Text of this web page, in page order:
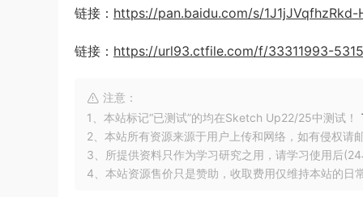
链接： https://pan.baidu.com/s/
链接： https://url93.ctfile.com/f/33311993-
注意：
1、本站标记“已测试”的均在Sketch Up22/25中测试！
2、本站所有资源来源于用户上传和网络，如有侵权请
3、所提供资料只作为学习研究之用，请学习使用后
4、本站资源售价只是赞助，收取费用仅维持本站的日